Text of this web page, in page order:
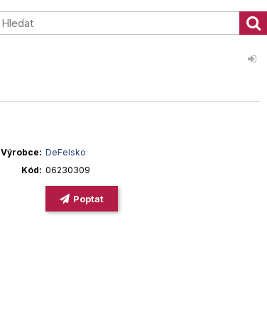
Výrobce
DeFelsko
Kód
06230309
Poptat